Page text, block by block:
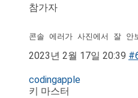
참가자
콘솔 에러가 사진에서 잘 안
2023년 2월 17일 20:39
codingapple
키 마스터